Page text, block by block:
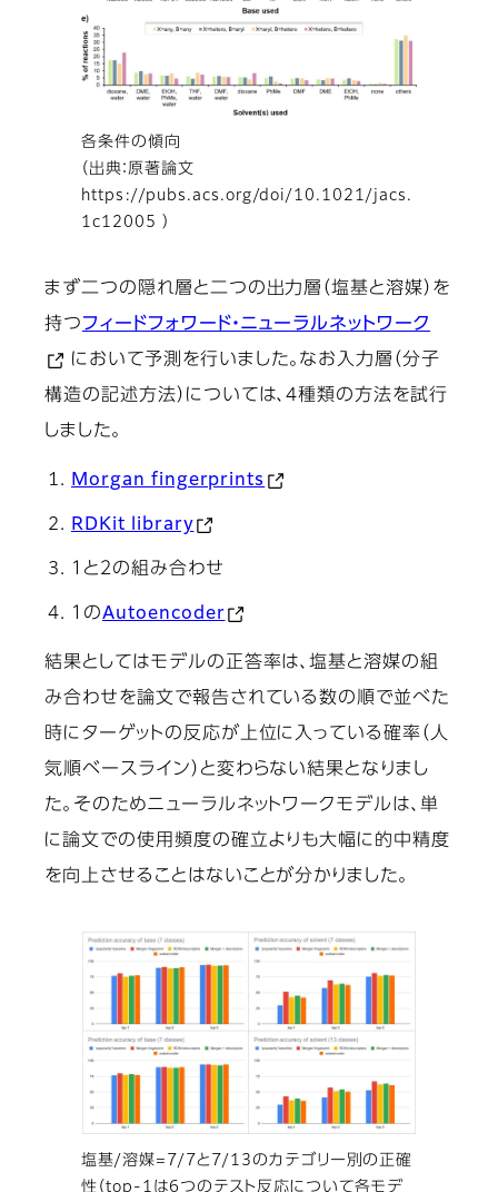
各条件の傾向
（出典：原著論文
https://pubs.acs.org/doi/10.1021/jacs.
1c12005 ）
まず二つの隠れ層と二つの出力層（塩基と溶媒）を
持つ フィードフォワード・ニューラルネットワーク
において予測を行いました。なお入力層（分子
構造の記述方法）については、4種類の方法を試行
しました。
Morgan fingerprints
RDKit library
１と２の組み合わせ
１のAutoencoder
結果としてはモデルの正答率は、塩基と溶媒の組
み合わせを論文で報告されている数の順で並べた
時にターゲットの反応が上位に入っている確率（人
気順ベースライン）と変わらない結果となりまし
た。そのためニューラルネットワークモデルは、単
に論文での使用頻度の確立よりも大幅に的中精度
を向上させることはないことが分かりました。
塩基/溶媒=7/7と7/13のカテゴリー別の正確
性（top-1は6つのテスト反応について各モデ